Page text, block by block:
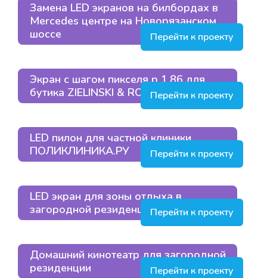
Замена LED экранов на билбордах в
Mercedes центре на Новорязанском
шоссе
Перейти к проекту
Экран с шагом пикселя p 1.86 для
бутика ZIELINSKI & ROZENПерейти к проекту
LED пилон для частной клиники
ПОЛИКЛИНИКА.РУ
Перейти к проекту
LED экран для зоны отдыха в
загородной резиденцииПерейти к проекту
Домашний кинотеатр для загородной
резиденции
Перейти к проекту